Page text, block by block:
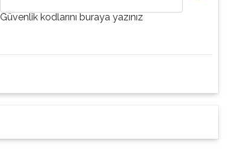
Güvenlik kodlarını buraya yazınız